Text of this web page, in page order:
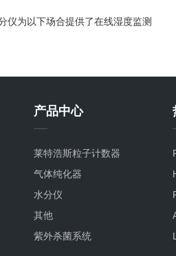
仪为以下场合提供了在线湿度监测
产品中心
莱特浩斯粒子计数器
气体纯化器
水分仪
其他
紫外杀菌系统